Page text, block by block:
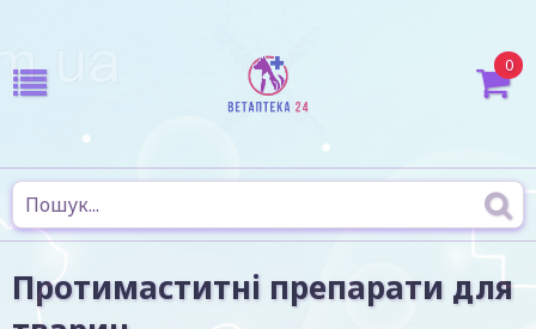
0
Протимаститні препарати для